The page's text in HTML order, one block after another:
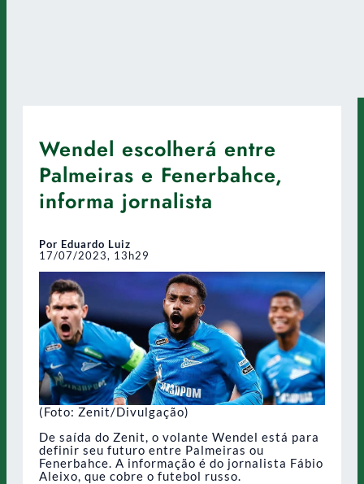
Wendel escolherá entre
Palmeiras e Fenerbahce,
informa jornalista
Por Eduardo Luiz
17/07/2023, 13h29
(Foto: Zenit/Divulgação)
De saída do Zenit, o volante Wendel está para
definir seu futuro entre Palmeiras ou
Fenerbahce. A informação é do jornalista Fábio
Aleixo, que cobre o futebol russo.